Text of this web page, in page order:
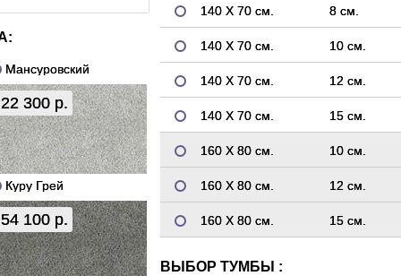
Мансуровский
22 300 р.
Куру Грей
54 100 р.
140 Х 70 см. 8 см.
140 Х 70 см. 10 см.
140 Х 70 см. 12 см.
140 Х 70 см. 15 см.
160 Х 80 см. 10 см.
160 Х 80 см. 12 см.
160 Х 80 см. 15 см.
ВЫБОР ТУМБЫ :